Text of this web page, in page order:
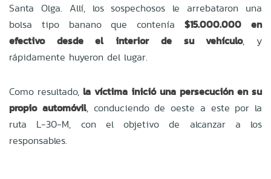
Santa Olga. Allí, los sospechosos le arrebataron una
bolsa tipo banano que contenía $15.000.000 en
efectivo desde el interior de su vehículo, y
rápidamente huyeron del lugar.
Como resultado, la víctima inició una persecución en su
propio automóvil, conduciendo de oeste a este por la
ruta L-30-M, con el objetivo de alcanzar a los
responsables.